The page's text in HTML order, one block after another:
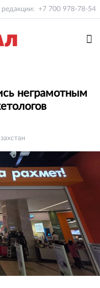
редакции: +7 700 978-78-54
неграмотным